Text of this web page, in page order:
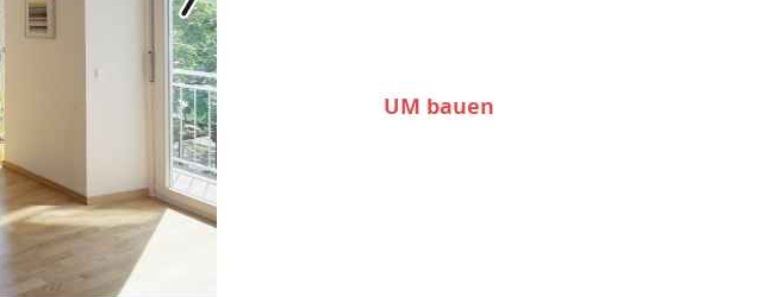
UM bauen